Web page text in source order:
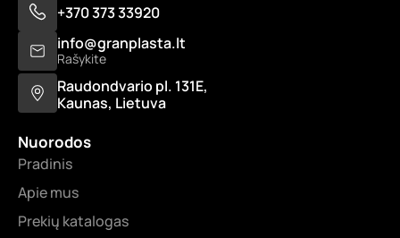
+370 373 33920
info@granplasta.lt
Rašykite
Raudondvario pl. 131E,
Kaunas, Lietuva
Nuorodos
Pradinis
Apie mus
Prekių katalogas